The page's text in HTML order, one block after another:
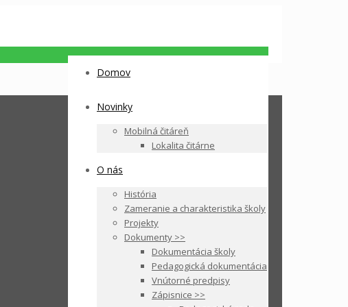
Domov
Novinky
Mobilná čitáreň
Lokalita čitárne
O nás
História
Zameranie a charakteristika školy
Projekty
Dokumenty >>
Dokumentácia školy
Pedagogická dokumentácia
Vnútorné predpisy
Zápisnice >>